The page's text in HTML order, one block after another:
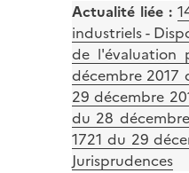
Actualité liée :
industriels -
de l'évaluation
décembre 2017
29 décembre
du 28
1721 du 29
Jurisprudences